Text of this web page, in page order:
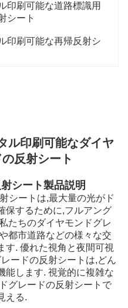
印刷可能な道路標識用
シート
印刷可能な再帰反射シ
ル印刷可能なダイヤ
反射シート
シート製品説明
シートは,最大量の光がド
保するために,フルアング
たちのダイヤモンドグレ
都市道路などの様々な交
す. 優れた視角と夜間可視
ードの反射シートは,どん
能します. 視覚的に複雑な
グレードの反射シートで
える.